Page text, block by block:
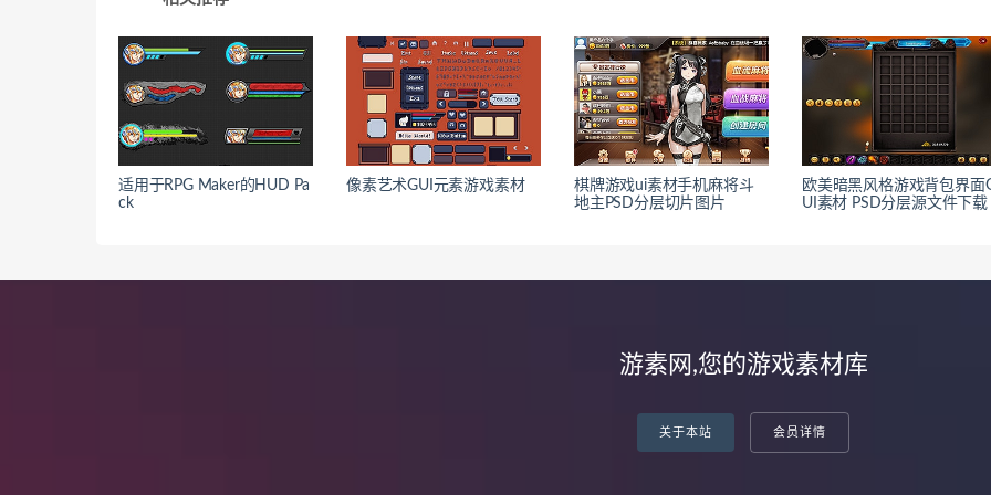
适用于RPG Maker的HUD Pa
ck
像素艺术GUI元素游戏素材
棋牌游戏ui素材手机麻将斗
地主PSD分层切片图片
欧美暗黑风格游戏背包界面
UI素材 PSD分层源文件下载
游素网,您的游戏素材库
关于本站 会员详情